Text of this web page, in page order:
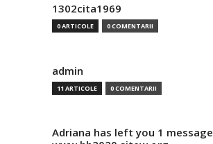
1302cita1969
0 ARTICOLE 0 COMENTARII
admin
11 ARTICOLE 0 COMENTARII
Adriana has left you 1 message